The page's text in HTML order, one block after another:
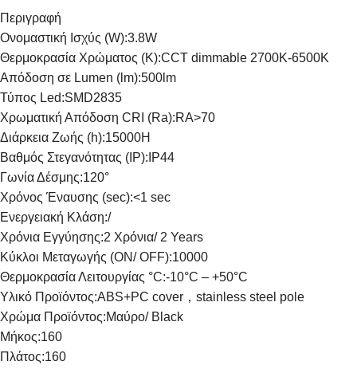
Περιγραφή
Ονομαστική Ισχύς (W):3.8W
Θερμοκρασία Χρώματος (K):CCT dimmable 2700K-6500K
Απόδοση σε Lumen (lm):500lm
Τύπος Led:SMD2835
Χρωματική Απόδοση CRI (Ra):RA>70
Διάρκεια Ζωής (h):15000H
Βαθμός Στεγανότητας (IP): IP44
Γωνία Δέσμης:120°
Χρόνος Έναυσης (sec):<1 sec
Ενεργειακή Κλάση:/
Χρόνια Εγγύησης:2 Χρόνια/ 2 Years
Κύκλοι Μεταγωγής (ON/ OFF):10000
Θερμοκρασία Λειτουργίας °C:-10°C – +50°C
Υλικό Προϊόντος:ABS+PC cover，stainless steel pole
Χρώμα Προϊόντος:Μαύρο/ Black
Μήκος:160
Πλάτος:160